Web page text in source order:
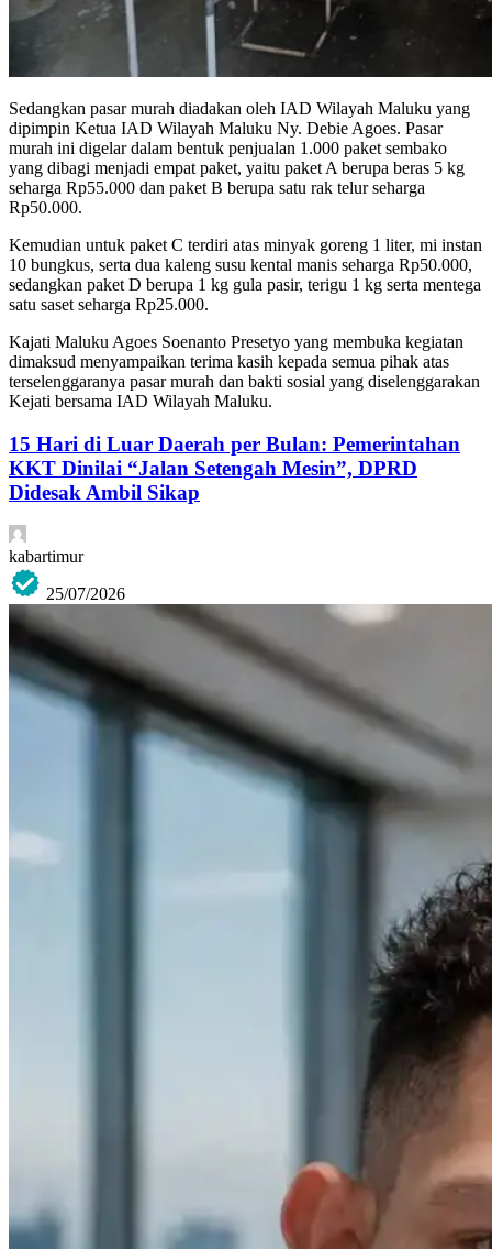
Sedangkan pasar murah diadakan oleh IAD Wilayah Maluku yang
dipimpin Ketua IAD Wilayah Maluku Ny. Debie Agoes. Pasar
murah ini digelar dalam bentuk penjualan 1.000 paket sembako
yang dibagi menjadi empat paket, yaitu paket A berupa beras 5 kg
seharga Rp55.000 dan paket B berupa satu rak telur seharga
Rp50.000.
Kemudian untuk paket C terdiri atas minyak goreng 1 liter, mi instan
10 bungkus, serta dua kaleng susu kental manis seharga Rp50.000,
sedangkan paket D berupa 1 kg gula pasir, terigu 1 kg serta mentega
satu saset seharga Rp25.000.
Kajati Maluku Agoes Soenanto Presetyo yang membuka kegiatan
dimaksud menyampaikan terima kasih kepada semua pihak atas
terselenggaranya pasar murah dan bakti sosial yang diselenggarakan
Kejati bersama IAD Wilayah Maluku.
15 Hari di Luar Daerah per Bulan: Pemerintahan
KKT Dinilai “Jalan Setengah Mesin”, DPRD
Didesak Ambil Sikap
kabartimur
25/07/2026